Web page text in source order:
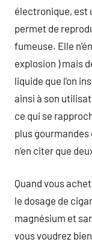
électronique, est
permet de
fumeuse. Elle
explosion ) mais
liquide que l’on
ainsi à son
ce qui se
plus
n’en citer que
Quand vous
le dosage de
magnésium et
vous voudrez